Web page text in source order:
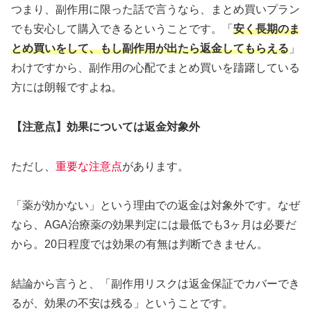
つまり、副作用に限った話で言うなら、まとめ買いプラン
でも安心して購入できるということです。「 安く長期のま
とめ買いをして、もし副作用が出たら返金してもらえる 」
わけですから、副作用の心配でまとめ買いを躊躇している
方には朗報ですよね。
【注意点】効果については返金対象外
ただし、 重要な注意点があります。
「薬が効かない」という理由での返金は対象外です。なぜ
なら、AGA治療薬の効果判定には最低でも3ヶ月は必要だ
から。20日程度では効果の有無は判断できません。
結論から言うと、「副作用リスクは返金保証でカバーでき
るが、効果の不安は残る」ということです。